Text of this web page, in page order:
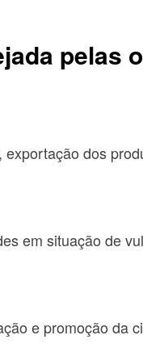
pelas
dos
em situação de
e promoção da